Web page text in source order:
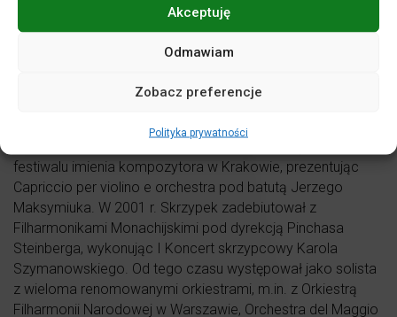
Akceptuję
Odmawiam
Zobacz preferencje
Polityka prywatności
z archiwum FŁ, fot. Dariusz Kulesza
– skrzypce
wszystkimi czołowymi polskimi orkiestrami. W 1998r., na
festiwalu imienia kompozytora w Krakowie, prezentując
Capriccio per violino e orchestra pod batutą Jerzego
Maksymiuka. W 2001 r. Skrzypek zadebiutował z
Filharmonikami Monachijskimi pod dyrekcją Pinchasa
Steinberga, wykonując I Koncert skrzypcowy Karola
Szymanowskiego. Od tego czasu występował jako solista
z wieloma renomowanymi orkiestrami, m.in. z Orkiestrą
Filharmonii Narodowej w Warszawie, Orchestra del Maggio